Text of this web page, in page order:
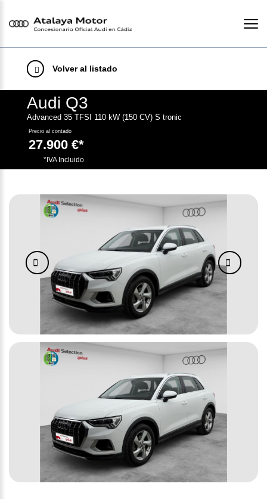
Volver al listado
Audi Q3
Advanced 35 TFSI 110 kW (150 CV) S tronic
Precio al contado
27.900 €*
*IVA Incluido